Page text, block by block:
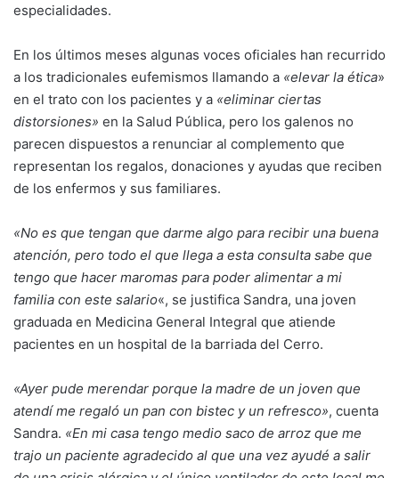
especialidades.
En los últimos meses algunas voces oficiales han recurrido
a los tradicionales eufemismos llamando a «elevar la ética»
en el trato con los pacientes y a «eliminar ciertas
distorsiones» en la Salud Pública, pero los galenos no
parecen dispuestos a renunciar al complemento que
representan los regalos, donaciones y ayudas que reciben
de los enfermos y sus familiares.
«No es que tengan que darme algo para recibir una buena
atención, pero todo el que llega a esta consulta sabe que
tengo que hacer maromas para poder alimentar a mi
familia con este salario«, se justifica Sandra, una joven
graduada en Medicina General Integral que atiende
pacientes en un hospital de la barriada del Cerro.
«Ayer pude merendar porque la madre de un joven que
atendí me regaló un pan con bistec y un refresco», cuenta
Sandra. «En mi casa tengo medio saco de arroz que me
trajo un paciente agradecido al que una vez ayudé a salir